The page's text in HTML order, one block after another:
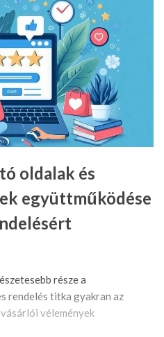
oldalak és
együttműködése
része a
rendelés titka gyakran az
vélemények